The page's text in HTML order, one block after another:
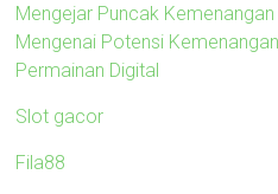
Mengejar Puncak
Mengenai Potensi
Permainan Digital
Slot gacor
Fila88